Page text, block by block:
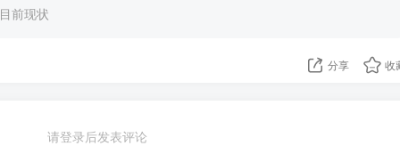
前现状
分享 收
请登录后发表评论